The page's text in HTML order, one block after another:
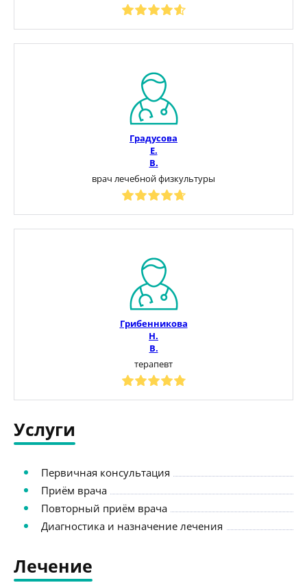
Градусова
Е.
В.
врач лечебной физкультуры
Грибенникова
Н.
В.
терапевт
Услуги
Первичная консультация
Приём врача
Повторный приём врача
Диагностика и назначение лечения
Лечение